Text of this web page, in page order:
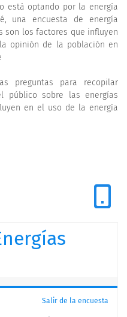
está optando por la energía
una encuesta de energía
son los factores que influyen
opinión de la población en
preguntas para recopilar
público sobre las energías
en el uso de la energía